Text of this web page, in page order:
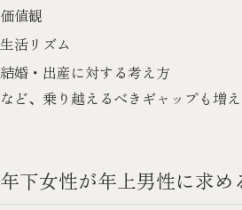
価値観
生活リズム
結婚・出産に対する考え方
など、乗り越えるべきギャップも増え
年下女性が年上男性に求め